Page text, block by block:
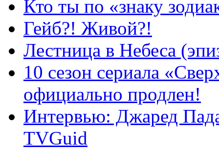
Кто ты по «знаку
Гейб?! Живой?!
Лестница в Небеса
10 сезон сериала
официально продлен!
Интервью: Джаред
TVGuid